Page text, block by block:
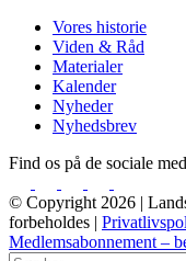
Vores historie
Viden & Råd
Materialer
Kalender
Nyheder
Nyhedsbrev
Find os på de sociale
© Copyright 2026 |
forbeholdes |
Medlemsabonnement –